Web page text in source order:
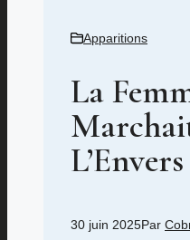
Apparitions
La
L’Envers
30 juin 2025Par